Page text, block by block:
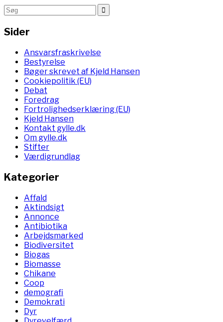
Sider
Ansvarsfraskrivelse
Bestyrelse
Bøger skrevet af Kjeld Hansen
Cookiepolitik (EU)
Debat
Foredrag
Fortrolighedserklæring (EU)
Kjeld Hansen
Kontakt gylle.dk
Om gylle.dk
Stifter
Værdigrundlag
Kategorier
Affald
Aktindsigt
Annonce
Antibiotika
Arbejdsmarked
Biodiversitet
Biogas
Biomasse
Chikane
Coop
demografi
Demokrati
Dyr